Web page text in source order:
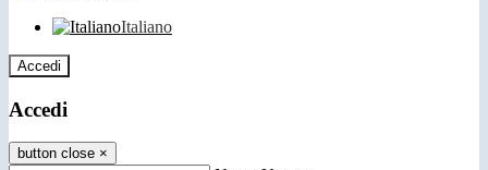
Italiano
Accedi
Accedi
button close ×